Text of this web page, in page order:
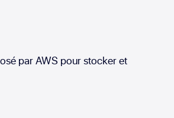
par AWS pour stocker et